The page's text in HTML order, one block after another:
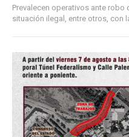
Prevalecen operativos ante
situación ilegal, entre otros, con